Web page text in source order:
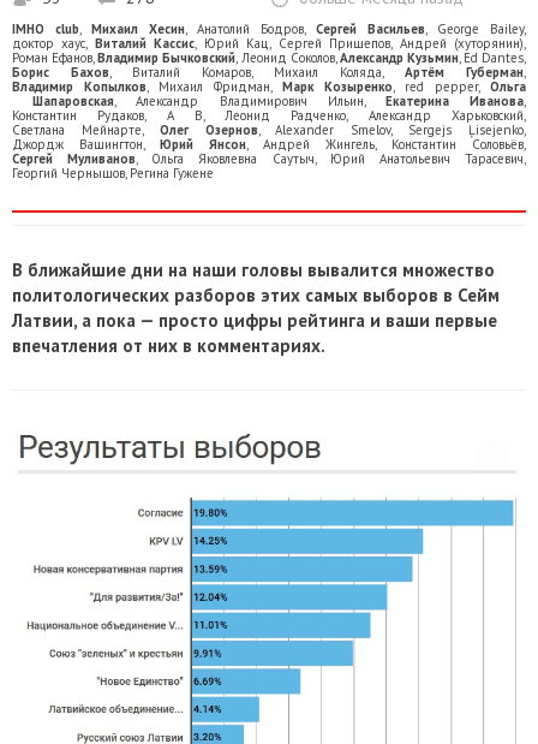
IMHO club, Михаил Хесин, Анатолий Бодров, Сергей Васильев, George Bailey,
доктор хаус, Виталий Кассис, Юрий Кац, Сергей Прищепов, Андрей (хуторянин),
Роман Ефанов,Владимир Бычковский, Леонид Соколов,Александр Кузьмин, Ed Dantes,
Борис Бахов, Виталий Комаров, Михаил Коляда, Артём Губерман,
Владимир Копылков, Михаил Фридман, Марк Козыренко, red pepper, Ольга
Шапаровская,Александр Владимирович Ильин, Екатерина Иванова,
Константин Рудаков, A B,Леонид Радченко, Александр Харьковский,
Светлана Мейнарте, Олег Озернов,Alexander Smelov, Sergejs Ļisejenko,
Джордж Вашингтон, Юрий Янсон, Андрей Жингель, Константин Соловьёв,
Сергей Муливанов, Ольга Яковлевна Саутыч, Юрий Анатольевич Тарасевич,
Георгий Чернышов, Регина Гужене
В ближайшие дни на наши головы вывалится множество
политологических разборов этих самых выборов в Сейм
Латвии, а пока — просто цифры рейтинга и ваши первые
впечатления от них в комментариях.